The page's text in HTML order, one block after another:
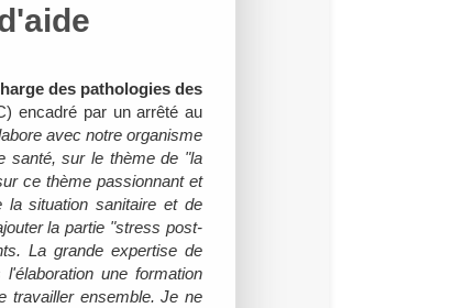
des pathologies des
encadré par un arrêté au
avec notre organisme
santé, sur le thème de "la
ce thème passionnant et
situation sanitaire et de
la partie "stress post-
La grande expertise de
une formation
travailler ensemble. Je ne